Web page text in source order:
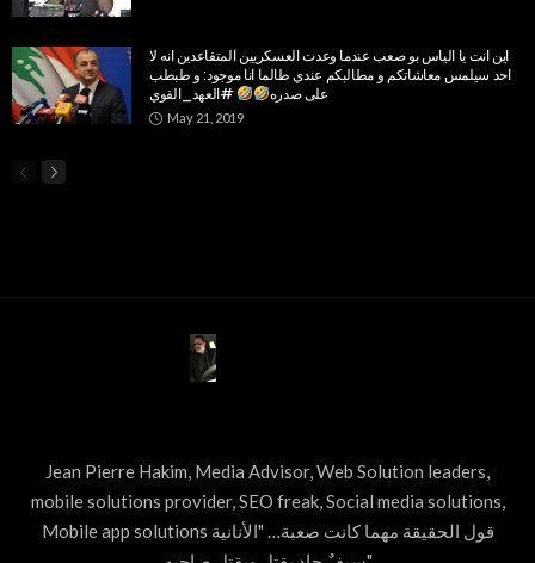
اين انت يا الياس بو صعب عندما وعدت العسكريين المتقاعدين انه لا
احد سيلمس معاشاتكم و مطالبكم عندي طالما انا موجود: و طبطب
على صدره
#العهد_القوي
May 21, 2019
Jean Pierre Hakim, Media Advisor, Web Solution leaders,
mobile solutions provider, SEO freak, Social media solutions,
Mobile app solutions قول الحقيقة مهما كانت صعبة… "الأنانية